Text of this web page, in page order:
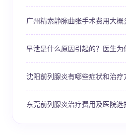
广州精索静脉曲张手术费用大概
早泄是什么原因引起的？医生为
沈阳前列腺炎有哪些症状和治疗
东莞前列腺炎治疗费用及医院选